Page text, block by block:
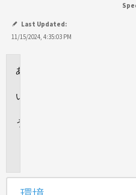
Last Updated:
11/15/2024, 4:35:03 PM